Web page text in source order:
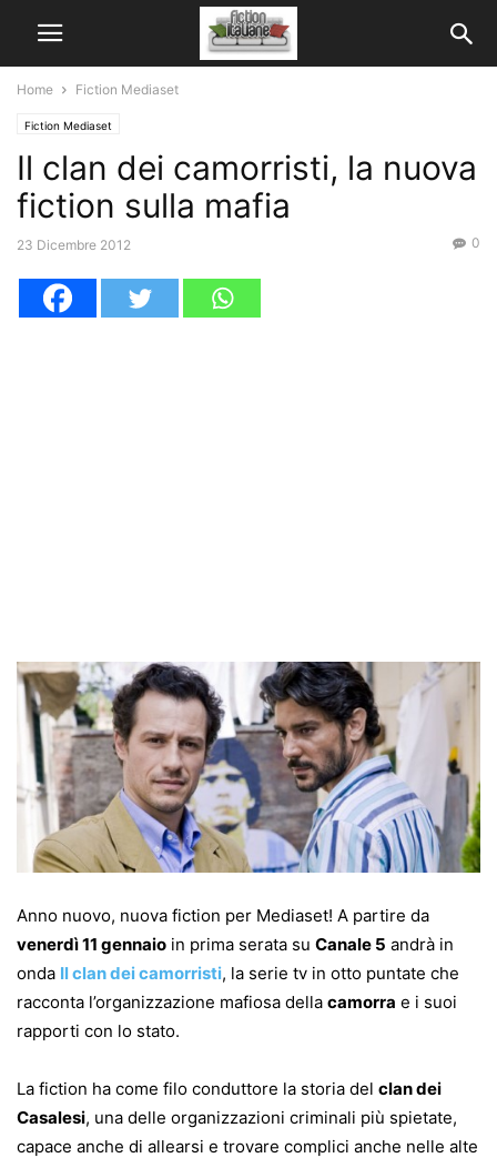
Home Fiction Mediaset
Fiction Mediaset
Il clan dei camorristi, la nuova
fiction sulla mafia
23 Dicembre 2012 0
Anno nuovo, nuova fiction per Mediaset! A partire da
venerdì 11 gennaio in prima serata su Canale 5 andrà in
onda Il clan dei camorristi, la serie tv in otto puntate che
racconta l’organizzazione mafiosa della camorra e i suoi
rapporti con lo stato.
La fiction ha come filo conduttore la storia del clan dei
Casalesi, una delle organizzazioni criminali più spietate,
capace anche di allearsi e trovare complici anche nelle alte